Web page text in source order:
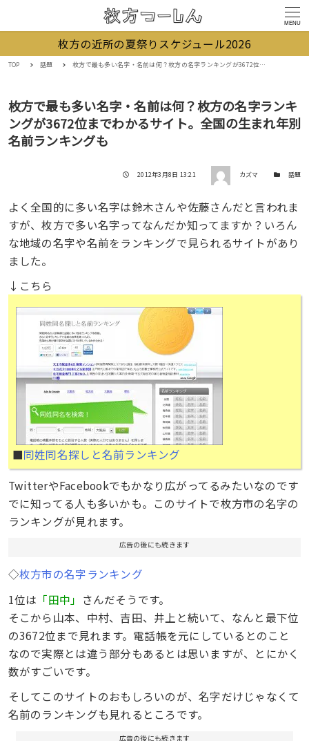
MENU
枚方の近所の夏祭りスケジュール2026
TOP 話題 枚方で最も多い名字・名前は何？枚方の名字ランキングが3672位までわかるサイト。全国の生まれ年別名前ランキングも
枚方で最も多い名字・名前は何？枚方の名字ランキ
ングが3672位までわかるサイト。全国の生まれ年別
名前ランキングも
投稿日
2012年3月8日 13:21 著者 カズマ カテゴリー
話題
よく全国的に多い名字は鈴木さんや佐藤さんだと言われま
すが、枚方で多い名字ってなんだか知ってますか？いろん
な地域の名字や名前をランキングで見られるサイトがあり
ました。
↓こちら
■同姓同名探しと名前ランキング
TwitterやFacebookでもかなり広がってるみたいなのです
でに知ってる人も多いかも。このサイトで枚方市の名字の
ランキングが見れます。
広告の後にも続きます
◇枚方市の名字ランキング
1位は 「田中」 さんだそうです。
そこから山本、中村、吉田、井上と続いて、なんと最下位
の3672位まで見れます。電話帳を元にしているとのこと
なので実際とは違う部分もあるとは思いますが、とにかく
数がすごいです。
そしてこのサイトのおもしろいのが、名字だけじゃなくて
名前のランキングも見れるところです。
広告の後にも続きます